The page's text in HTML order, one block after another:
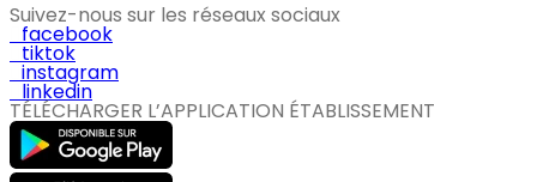
Suivez-nous sur les réseaux sociaux
facebook
tiktok
instagram
linkedin
TÉLÉCHARGER L’APPLICATION ÉTABLISSEMENT